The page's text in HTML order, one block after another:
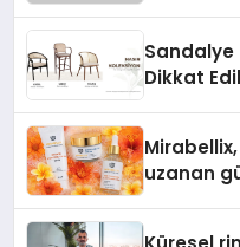
Sandalye
Dikkat
uzanan